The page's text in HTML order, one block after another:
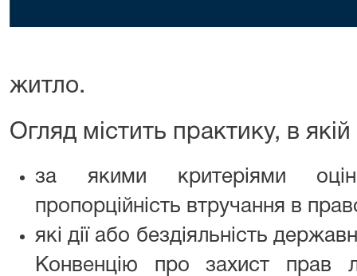
житло.
Огляд містить практику, в
за якими критеріями
пропорційність втручання в
які дії або бездіяльність
Конвенцію про захист прав